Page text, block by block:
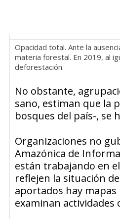
Opacidad total. Ante la
materia forestal. En 2019, al
deforestación.
No obstante,
sano, estiman que la
bosques del país-, se
Organizaciones no
Amazónica de
están trabajando en
reflejen la situación
aportados hay mapas
examinan actividades